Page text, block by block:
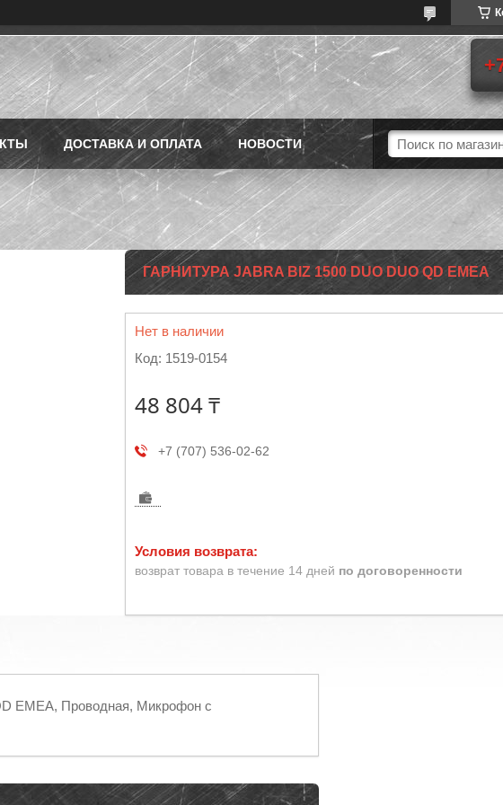
ДОСТАВКА И ОПЛАТА НОВОСТИ
ГАРНИТУРА JABRA BIZ 1500 DUO DUO QD EMEA
Нет в наличии
Код: 1519-0154
48 804 ₸
+7 (707) 536-02-62
возврат товара в течение 14 дней по договоренности
EMEA, Проводная, Микрофон с